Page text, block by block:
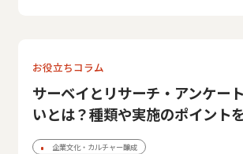
お役立ちコラム
サーベイとリサーチ・アンケー
いとは？種類や実施のポイント
企業文化・カルチャー醸成